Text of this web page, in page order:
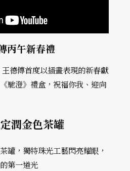
丙午新春禮
德傳首度以插畫表現的新春獻
馳澄》禮盒，祝福你我、迎向
潤金色茶罐
罐，獨特珠光工藝閃亮耀眼，
第一道光